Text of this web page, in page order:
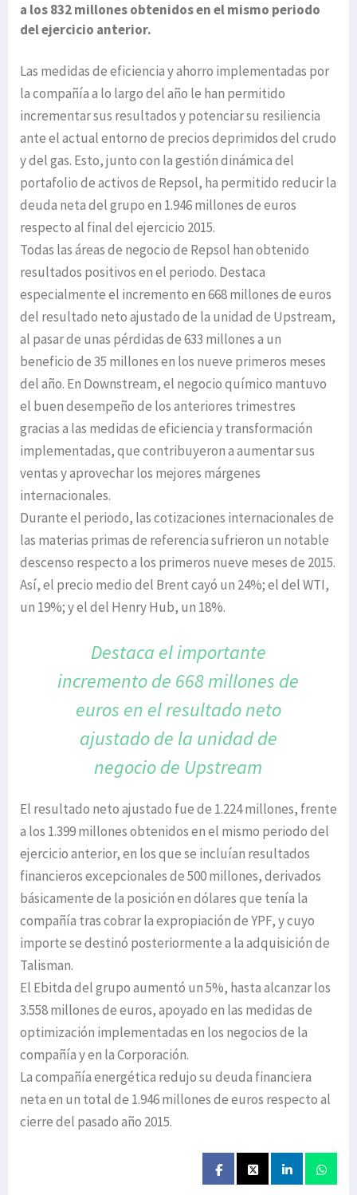
a los 832 millones obtenidos en el mismo periodo
del ejercicio anterior.
Las medidas de eficiencia y ahorro implementadas por
la compañía a lo largo del año le han permitido
incrementar sus resultados y potenciar su resiliencia
ante el actual entorno de precios deprimidos del crudo
y del gas. Esto, junto con la gestión dinámica del
portafolio de activos de Repsol, ha permitido reducir la
deuda neta del grupo en 1.946 millones de euros
respecto al final del ejercicio 2015.
Todas las áreas de negocio de Repsol han obtenido
resultados positivos en el periodo. Destaca
especialmente el incremento en 668 millones de euros
del resultado neto ajustado de la unidad de Upstream,
al pasar de unas pérdidas de 633 millones a un
beneficio de 35 millones en los nueve primeros meses
del año. En Downstream, el negocio químico mantuvo
el buen desempeño de los anteriores trimestres
gracias a las medidas de eficiencia y transformación
implementadas, que contribuyeron a aumentar sus
ventas y aprovechar los mejores márgenes
internacionales.
Durante el periodo, las cotizaciones internacionales de
las materias primas de referencia sufrieron un notable
descenso respecto a los primeros nueve meses de 2015.
Así, el precio medio del Brent cayó un 24%; el del WTI,
un 19%; y el del Henry Hub, un 18%.
Destaca el importante
incremento de 668 millones de
euros en el resultado neto
ajustado de la unidad de
negocio de Upstream
El resultado neto ajustado fue de 1.224 millones, frente
a los 1.399 millones obtenidos en el mismo periodo del
ejercicio anterior, en los que se incluían resultados
financieros excepcionales de 500 millones, derivados
básicamente de la posición en dólares que tenía la
compañía tras cobrar la expropiación de YPF, y cuyo
importe se destinó posteriormente a la adquisición de
Talisman.
El Ebitda del grupo aumentó un 5%, hasta alcanzar los
3.558 millones de euros, apoyado en las medidas de
optimización implementadas en los negocios de la
compañía y en la Corporación.
La compañía energética redujo su deuda financiera
neta en un total de 1.946 millones de euros respecto al
cierre del pasado año 2015.